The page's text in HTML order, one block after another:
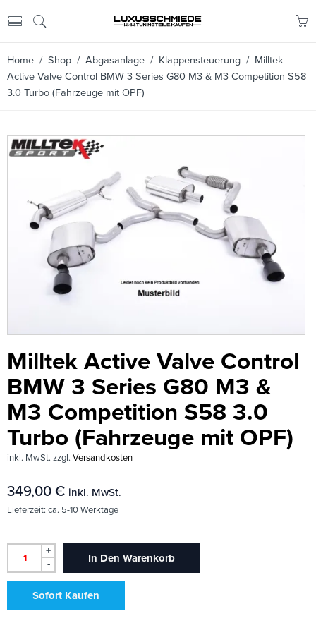
Home / Shop / Abgasanlage / Klappensteuerung / Milltek
Active Valve Control BMW 3 Series G80 M3 & M3 Competition S58
3.0 Turbo (Fahrzeuge mit OPF)
Milltek Active Valve Control
BMW 3 Series G80 M3 &
M3 Competition S58 3.0
Turbo (Fahrzeuge mit OPF)
inkl. MwSt. zzgl. Versandkosten
349,00 € inkl. MwSt.
Lieferzeit: ca. 5-10 Werktage
+
-
In Den Warenkorb
Sofort Kaufen